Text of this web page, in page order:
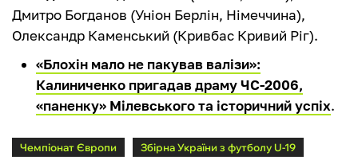
Дмитро Богданов (Уніон Берлін, Німеччина),
Олександр Каменський (Кривбас Кривий Ріг).
«Блохін мало не пакував валізи»:
Калиниченко пригадав драму ЧС-2006,
«паненку» Мілевського та історичний успіх.
Чемпіонат Європи
Збірна України з футболу U-19